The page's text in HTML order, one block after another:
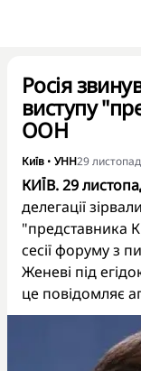
Росія
виступу
ООН
Київ • УНН29
КИЇВ. 29
делегації
"представника
сесії форуму з
Женеві під
це повідомляє